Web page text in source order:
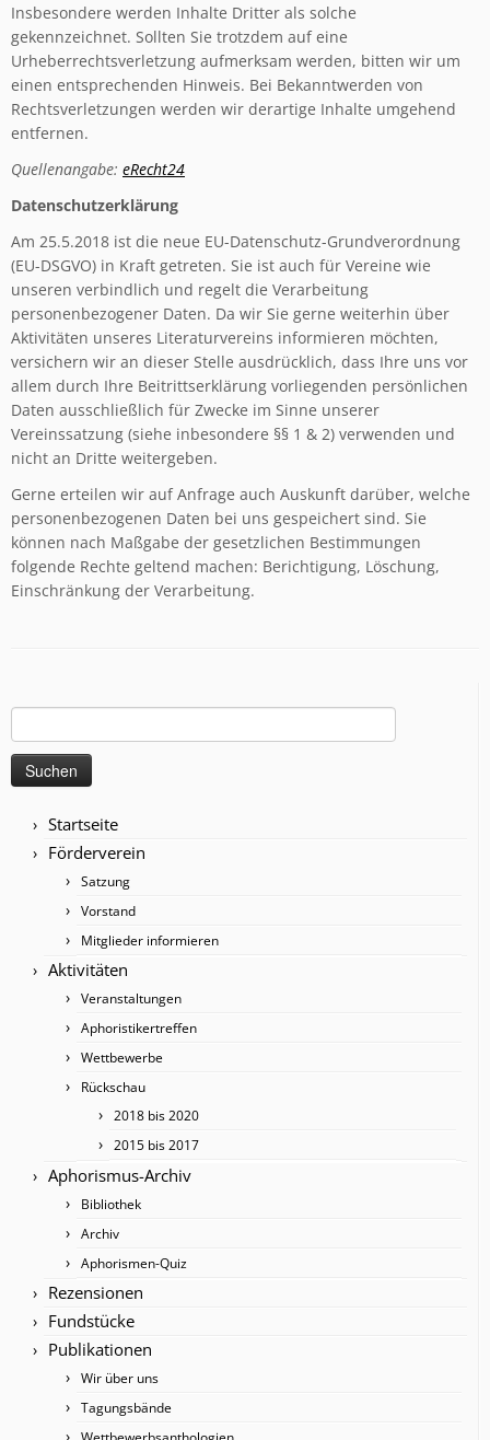
Insbesondere werden Inhalte Dritter als solche
gekennzeichnet. Sollten Sie trotzdem auf eine
Urheberrechtsverletzung aufmerksam werden, bitten wir um
einen entsprechenden Hinweis. Bei Bekanntwerden von
Rechtsverletzungen werden wir derartige Inhalte umgehend
entfernen.
Quellenangabe: eRecht24
Datenschutzerklärung
Am 25.5.2018 ist die neue EU-Datenschutz-Grundverordnung
(EU-DSGVO) in Kraft getreten. Sie ist auch für Vereine wie
unseren verbindlich und regelt die Verarbeitung
personenbezogener Daten. Da wir Sie gerne weiterhin über
Aktivitäten unseres Literaturvereins informieren möchten,
versichern wir an dieser Stelle ausdrücklich, dass Ihre uns vor
allem durch Ihre Beitrittserklärung vorliegenden persönlichen
Daten ausschließlich für Zwecke im Sinne unserer
Vereinssatzung (siehe inbesondere §§ 1 & 2) verwenden und
nicht an Dritte weitergeben.
Gerne erteilen wir auf Anfrage auch Auskunft darüber, welche
personenbezogenen Daten bei uns gespeichert sind. Sie
können nach Maßgabe der gesetzlichen Bestimmungen
folgende Rechte geltend machen: Berichtigung, Löschung,
Einschränkung der Verarbeitung.
Suchen
nach:
Startseite
Förderverein
Satzung
Vorstand
Mitglieder informieren
Aktivitäten
Veranstaltungen
Aphoristikertreffen
Wettbewerbe
Rückschau
2018 bis 2020
2015 bis 2017
Aphorismus-Archiv
Bibliothek
Archiv
Aphorismen-Quiz
Rezensionen
Fundstücke
Publikationen
Wir über uns
Tagungsbände